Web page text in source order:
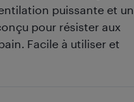
puissante et un
pour résister aux
Facile à utiliser et